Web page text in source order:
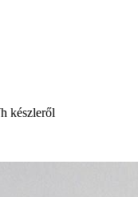
készleről